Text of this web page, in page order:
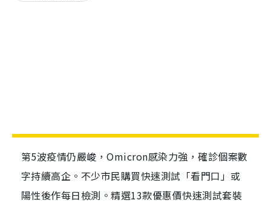
第5波疫情仍嚴峻，Omicron感染力強，確診個案數
字持續高企。不少市民購買快速測試「看門口」或
陽性後作每日檢測。精選13款優惠價快速測試套裝